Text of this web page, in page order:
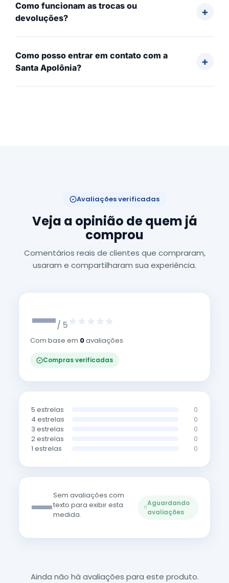
Como funcionam as trocas ou
devoluções?
Como posso entrar em contato com a
Santa Apolônia?
Avaliações verificadas
Veja a opinião de quem já
comprou
Comentários reais de clientes que compraram,
usaram e compartilharam sua experiência.
—/ 5
Com base em 0avaliações
Compras verificadas
5 estrelas 0
4 estrelas 0
3 estrelas 0
2 estrelas 0
1 estrelas 0
—Sem avaliações com
texto para exibir esta
medida.
Aguardando
avaliações
Ainda não há avaliações para este produto.